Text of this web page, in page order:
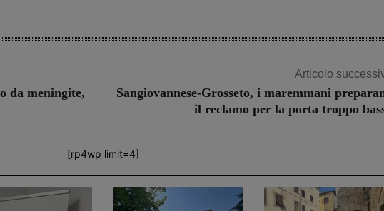
da meningite,
Articolo
Sangiovannese-Grosseto, i maremmani
il reclamo per la porta troppo
[rp4wp limit=4]